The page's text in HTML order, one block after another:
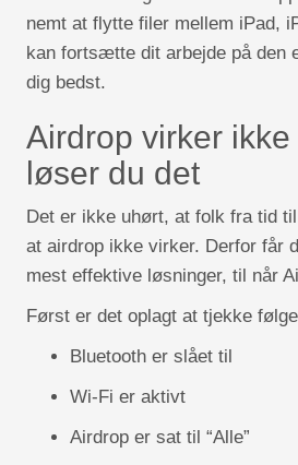
nemt at flytte filer mellem iPad,
kan fortsætte dit arbejde på den
dig bedst.
Airdrop virker
løser du det
Det er ikke uhørt, at folk fra tid
at airdrop ikke virker. Derfor får
mest effektive løsninger, til når
Først er det oplagt at tjekke
Bluetooth er slået til
Wi-Fi er aktivt
Airdrop er sat til “Alle”